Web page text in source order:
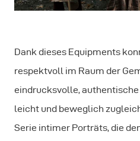
Dank dieses Equipments
respektvoll im Raum der
eindrucksvolle,
leicht und beweglich
Serie intimer Porträts, die